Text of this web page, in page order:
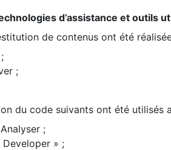
d’assistance et outils
de contenus ont été
;
du code suivants ont été utilisés
;
Developer » ;